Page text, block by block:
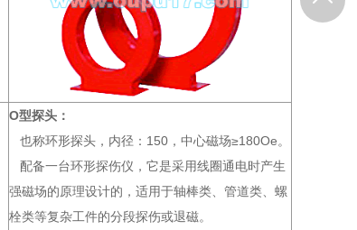
O型探头：
也称环形探头，内径：150，中心磁场≥180Oe。
配备一台环形探伤仪，它是采用线圈通电时产生
强磁场的原理设计的，适用于轴棒类、管道类、螺
栓类等复杂工件的分段探伤或退磁。